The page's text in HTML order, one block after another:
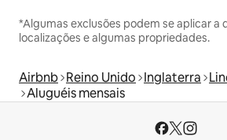
*Algumas exclusões podem se aplicar a
localizações e algumas propriedades.
Airbnb Reino Unido Inglaterra
Aluguéis mensais